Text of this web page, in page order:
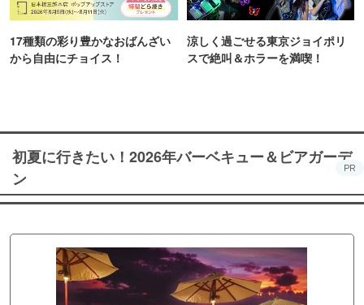
17種類の彩り豊かなおばんざい
から自由にチョイス！
涼しく過ごせる東京ジョイポリ
スで絶叫＆ホラーを満喫！
初夏に行きたい！2026年バーベキュー＆ビアガーデ
ン
PR